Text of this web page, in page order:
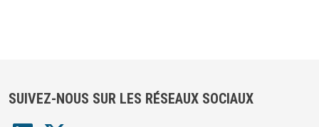
SUIVEZ-NOUS SUR LES RÉSEAUX SOCIAUX